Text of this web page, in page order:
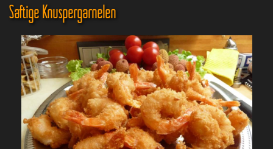
Saftige Knuspergarnelen